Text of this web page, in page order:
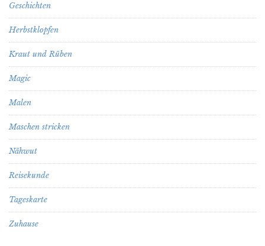
Geschichten
Herbstklopfen
Kraut und Rüben
Magic
Malen
Maschen stricken
Nähwut
Reisekunde
Tageskarte
Zuhause